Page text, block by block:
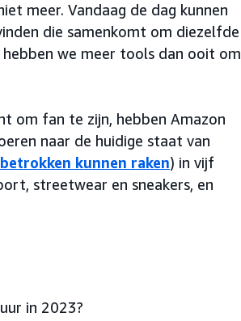
meer. Vandaag de dag kunnen
die samenkomt om diezelfde
we meer tools dan ooit om
om fan te zijn, hebben Amazon
naar de huidige staat van
kunnen raken) in vijf
streetwear en sneakers, en
in 2023?